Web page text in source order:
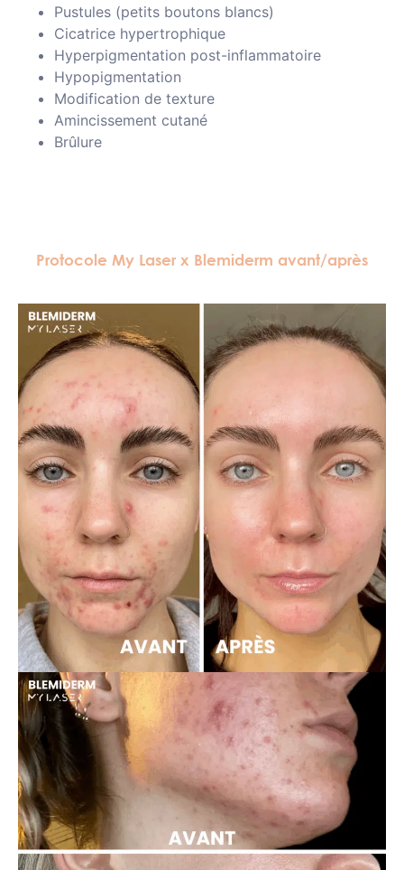
Pustules (petits boutons blancs)
Cicatrice hypertrophique
Hyperpigmentation post-inflammatoire
Hypopigmentation
Modification de texture
Amincissement cutané
Brûlure
Protocole My Laser x Blemiderm avant/après